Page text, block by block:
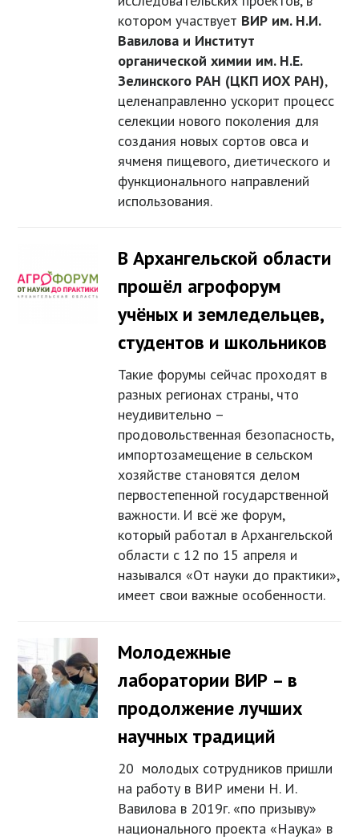
котором участвует ВИР им. Н.И.
Вавилова и Институт
органической химии им. Н.Е.
Зелинского РАН (ЦКП ИОХ РАН),
целенаправленно ускорит процесс
селекции нового поколения для
создания новых сортов овса и
ячменя пищевого, диетического и
функционального направлений
использования.
В Архангельской области
прошёл агрофорум
учёных и земледельцев,
студентов и школьников
Такие форумы сейчас проходят в
разных регионах страны, что
неудивительно –
продовольственная безопасность,
импортозамещение в сельском
хозяйстве становятся делом
первостепенной государственной
важности. И всё же форум,
который работал в Архангельской
области с 12 по 15 апреля и
назывался «От науки до практики»,
имеет свои важные особенности.
Молодежные
лаборатории ВИР – в
продолжение лучших
научных традиций
20 молодых сотрудников пришли
на работу в ВИР имени Н. И.
Вавилова в 2019г. «по призыву»
национального проекта «Наука» в